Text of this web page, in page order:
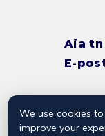
Aia tn
E-
We use cookies
improve your